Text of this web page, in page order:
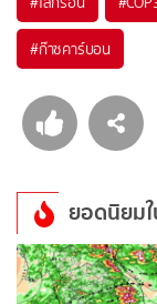
#ก๊าซคาร์บอน
ยอดนิยม